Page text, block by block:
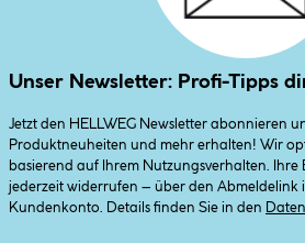
Unser Newsletter: Profi-Tipps
Jetzt den HELLWEG Newsletter abonnieren
Produktneuheiten und mehr erhalten! Wir
basierend auf Ihrem Nutzungsverhalten.
jederzeit widerrufen – über den Abmeldelink
Kundenkonto. Details finden Sie in den